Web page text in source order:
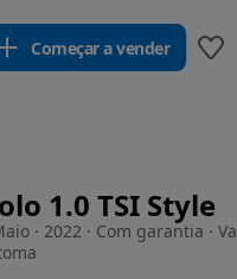
Começar a vender
1.0 TSI Style
· 2022 · Com garantia ·